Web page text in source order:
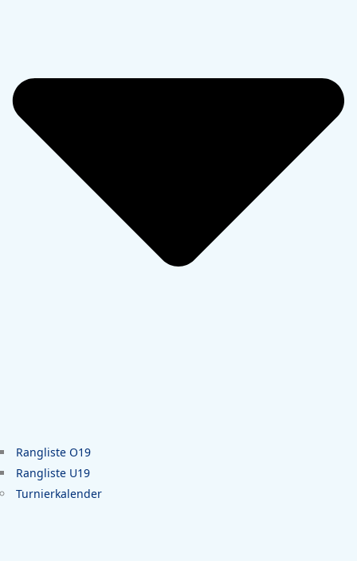
Rangliste O19
Rangliste U19
Turnierkalender